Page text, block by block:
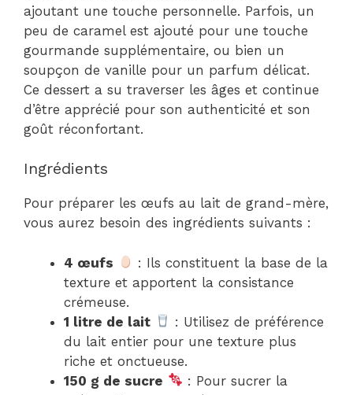
ajoutant une touche personnelle. Parfois, un
peu de caramel est ajouté pour une touche
gourmande supplémentaire, ou bien un
soupçon de vanille pour un parfum délicat.
Ce dessert a su traverser les âges et continue
d’être apprécié pour son authenticité et son
goût réconfortant.
Ingrédients
Pour préparer les œufs au lait de grand-mère,
vous aurez besoin des ingrédients suivants :
4 œufs
: Ils constituent la base de la
texture et apportent la consistance
crémeuse.
1 litre de lait
: Utilisez de préférence
du lait entier pour une texture plus
riche et onctueuse.
150 g de sucre
: Pour sucrer la